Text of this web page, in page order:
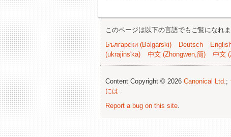
このページは以下の言語でもご覧になれま
Български (Bəlgarski)
Deutsch
(ukrajins'ka)
中文 (Zhongwen,简) 中文
Content Copyright © 2026 Canonical Ltd.;
には.
Report a bug on this site.